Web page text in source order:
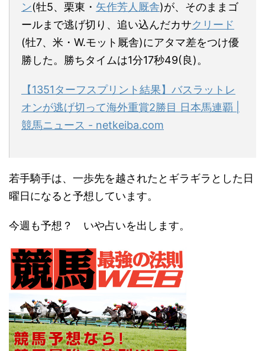
ン(牡5、栗東・ 矢作芳人厩舎)が、そのままゴ
ールまで逃げ切り、追い込んだカサクリード
(牡7、米・W.モット厩舎)にアタマ差をつけ優
勝した。勝ちタイムは1分17秒49(良)。
【1351ターフスプリント結果】バスラットレ
オンが逃げ切って海外重賞2勝目 日本馬連覇 |
競馬ニュース - netkeiba.com
若手騎手は、一歩先を越されたとギラギラとした日
曜日になると予想しています。
今週も予想？ いや占いを出します。